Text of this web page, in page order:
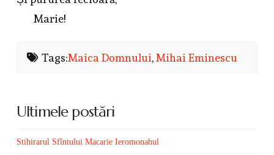
Marie!
Tags:Maica Domnului,Mihai Eminescu
Ultimele postări
Stihirarul Sfîntului Macarie Ieromonahul